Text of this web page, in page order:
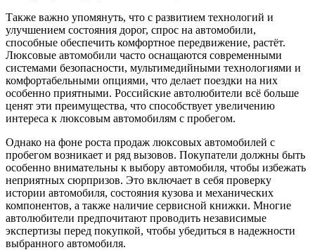
Также важно упомянуть, что с развитием технологий и
улучшением состояния дорог, спрос на автомобили,
способные обеспечить комфортное передвижение, растёт.
Люксовые автомобили часто оснащаются современными
системами безопасности, мультимедийными технологиями и
комфортабельными опциями, что делает поездки на них
особенно приятными. Российские автолюбители всё больше
ценят эти преимущества, что способствует увеличению
интереса к люксовым автомобилям с пробегом.
Однако на фоне роста продаж люксовых автомобилей с
пробегом возникает и ряд вызовов. Покупатели должны быть
особенно внимательны к выбору автомобиля, чтобы избежать
неприятных сюрпризов. Это включает в себя проверку
истории автомобиля, состояния кузова и механических
компонентов, а также наличие сервисной книжки. Многие
автолюбители предпочитают проводить независимые
экспертизы перед покупкой, чтобы убедиться в надежности
выбранного автомобиля.